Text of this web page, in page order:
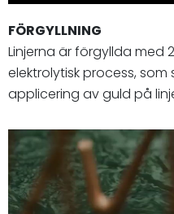
FÖRGYLLNING
Linjerna är förgyllda med
elektrolytisk process, som
applicering av guld på